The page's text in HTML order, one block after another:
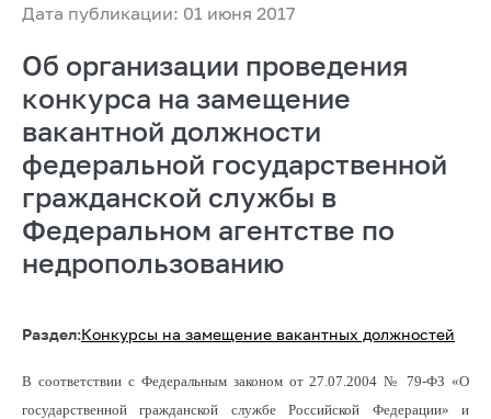
Дата публикации: 01 июня 2017
Об организации проведения
конкурса на замещение
вакантной должности
федеральной государственной
гражданской службы в
Федеральном агентстве по
недропользованию
Раздел:Конкурсы на замещение вакантных должностей
В соответствии с Федеральным законом от 27.07.2004 № 79-ФЗ «О
государственной гражданской службе Российской Федерации» и